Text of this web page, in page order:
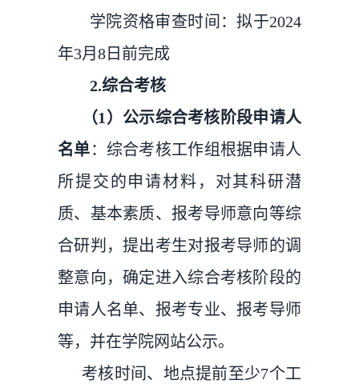
学院资格审查时间：拟于2024
年3月8日前完成
2.综合考核
（1）公示综合考核阶段申请人
名单：综合考核工作组根据申请人
所提交的申请材料，对其科研潜
质、基本素质、报考导师意向等综
合研判，提出考生对报考导师的调
整意向，确定进入综合考核阶段的
申请人名单、报考专业、报考导师
等，并在学院网站公示。
考核时间、地点提前至少7个工